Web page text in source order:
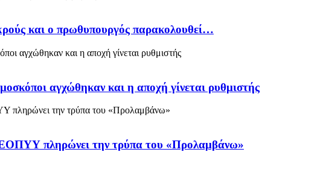
και ο πρωθυπουργός παρακολουθεί…
αγχώθηκαν και η αποχή γίνεται ρυθμιστής
πληρώνει την τρύπα του «Προλαμβάνω»